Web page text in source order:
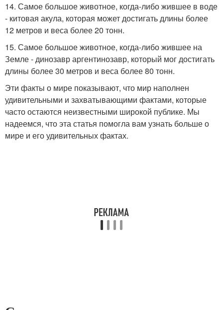
14. Самое большое животное, когда-либо жившее в воде
- китовая акула, которая может достигать длины более
12 метров и веса более 20 тонн.
15. Самое большое животное, когда-либо жившее на
Земле - динозавр аргентинозавр, который мог достигать
длины более 30 метров и веса более 80 тонн.
Эти факты о мире показывают, что мир наполнен
удивительными и захватывающими фактами, которые
часто остаются неизвестными широкой публике. Мы
надеемся, что эта статья помогла вам узнать больше о
мире и его удивительных фактах.